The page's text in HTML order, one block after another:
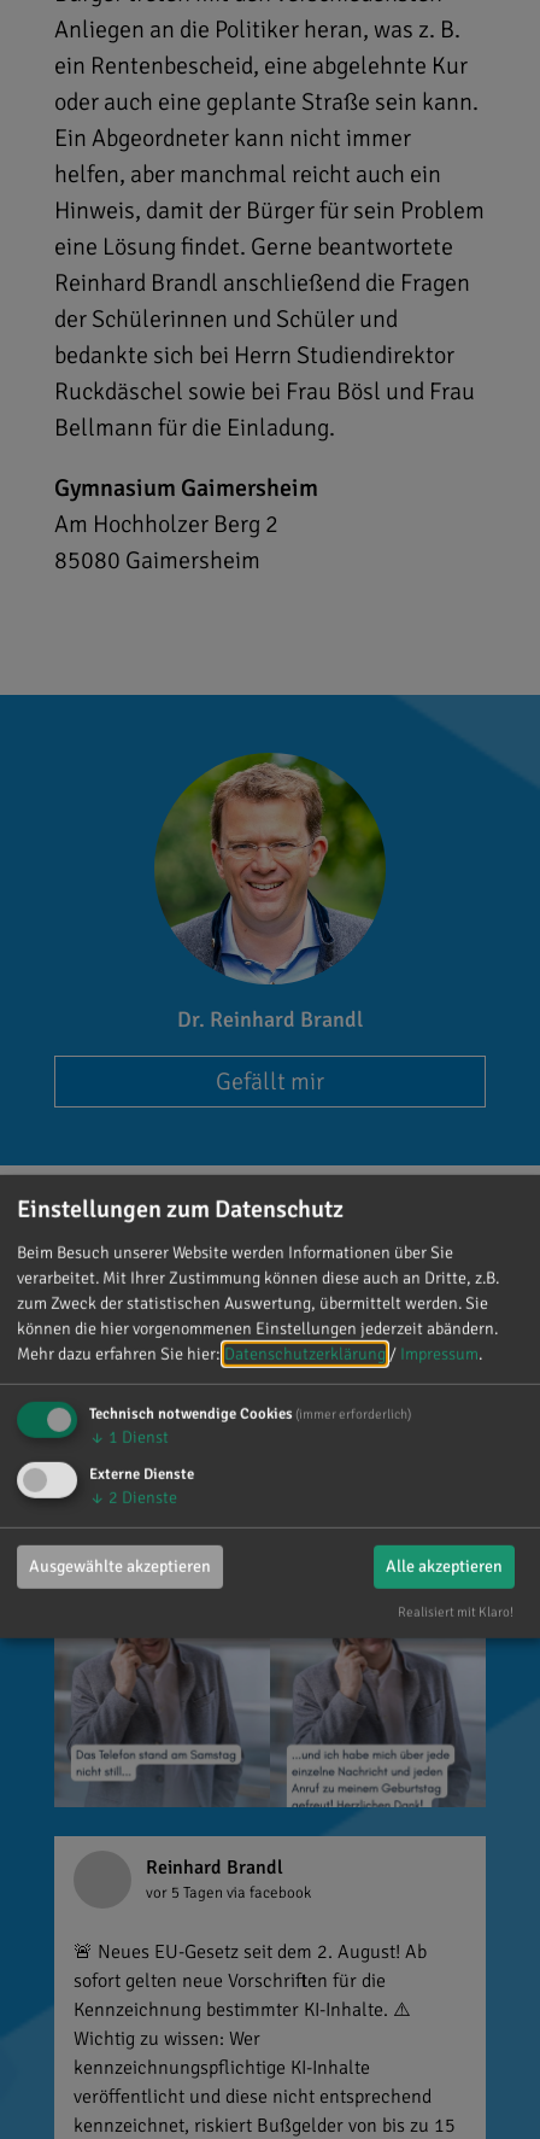
Anliegen an die Politiker heran, was z. B.
ein Rentenbescheid, eine abgelehnte Kur
oder auch eine geplante Straße sein kann.
Ein Abgeordneter kann nicht immer
helfen, aber manchmal reicht auch ein
Hinweis, damit der Bürger für sein Problem
eine Lösung findet. Gerne beantwortete
Reinhard Brandl anschließend die Fragen
der Schülerinnen und Schüler und
bedankte sich bei Herrn Studiendirektor
Ruckdäschel sowie bei Frau Bösl und Frau
Bellmann für die Einladung.
Gymnasium Gaimersheim
Am Hochholzer Berg 2
85080 Gaimersheim
Dr. Reinhard Brandl
Gefällt mir
Reinhard Brandl
vor 4 Tagenvia facebook
Mein meistgenutztes Wort am Samstag war:
„Danke!“ 😊 Vielen Dank für die zahlreichen
Glückwünsche, Nachrichten, Anrufe und die
vielen lieben Worte. Ich habe mich wirklich
über jede einzelne Aufmerksamkeit gefreut. Es
ist alles andere als selbstverständlich, dass sich
so viele Menschen die Zeit nehmen, an einen zu
denken. Umso mehr weiß ich das zu schätzen.
Reinhard Brandl
vor 5 Tagen via facebook
🚨 Neues EU-Gesetz seit dem 2. August! Ab
sofort gelten neue Vorschriften für die
Kennzeichnung bestimmter KI-Inhalte. ⚠️
Wichtig zu wissen: Wer
kennzeichnungspflichtige KI-Inhalte
veröffentlicht und diese nicht entsprechend
kennzeichnet, riskiert Bußgelder von bis zu 15
Einstellungen zum Datenschutz
Beim Besuch unserer Website werden Informationen über Sie
verarbeitet. Mit Ihrer Zustimmung können diese auch an Dritte, z.B.
zum Zweck der statistischen Auswertung, übermittelt werden. Sie
können die hier vorgenommenen Einstellungen jederzeit abändern.
Mehr dazu erfahren Sie hier: Datenschutzerklärung / Impressum.
Technisch notwendige Cookies (immer erforderlich)
↓ 1 Dienst
Externe Dienste
↓ 2 Dienste
Ausgewählte akzeptieren Alle akzeptieren
Realisiert mit Klaro!